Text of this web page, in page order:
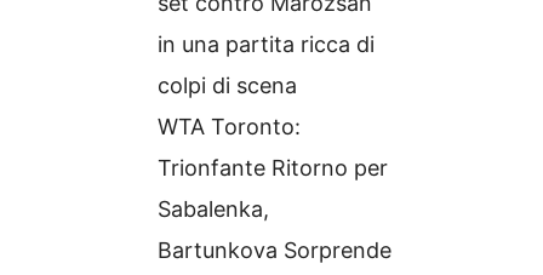
in una partita ricca di
colpi di scena
WTA Toronto:
Trionfante Ritorno per
Sabalenka,
Bartunkova Sorprende